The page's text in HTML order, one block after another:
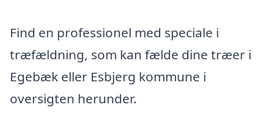
Find en professionel med speciale i
træfældning, som kan fælde dine træer i
Egebæk eller Esbjerg kommune i
oversigten herunder.